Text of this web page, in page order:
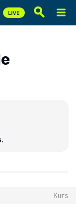
Kurs